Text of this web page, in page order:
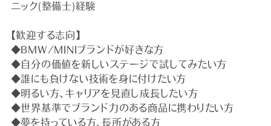
ニック(整備士)経験
【歓迎する志向】
◆BMW/MINIブランドが好きな方
◆自分の価値を新しいステージで試してみたい方
◆誰にも負けない技術を身に付けたい方
◆明るい方、キャリアを見直し成長したい方
◆世界基準でブランド力のある商品に携わりたい方
◆夢を持っている方、長所がある方